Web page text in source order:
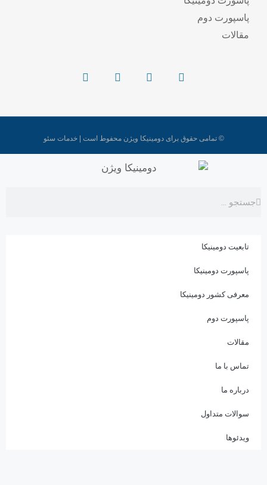
پاسپورت دوم
مقالات
© تمامی حقوق برای دومینیکا ویژن محفوط است | خدمات سئو
تابعیت دومینیکا
پاسپورت دومینیکا
معرفی کشور دومینیکا
پاسپورت دوم
مقالات
تماس با ما
درباره ما
سوالات متداول
ویدئوها